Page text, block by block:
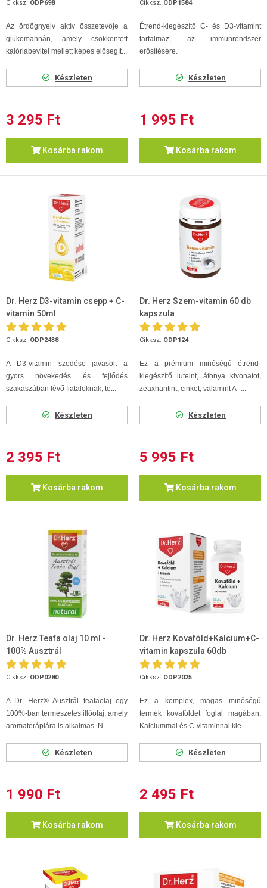
Cikksz. ODP698
Az ördögnyelv aktív összetevője a
glükomannán, amely csökkentett
kalóriabevitel mellett képes elősegít...
Készleten
3 295 Ft
Kosárba rakom
Cikksz. ODP1584
Étrend-kiegészítő C- és D3-vitamint
tartalmaz, az immunrendszer
erősítésére.
Készleten
1 995 Ft
Kosárba rakom
Dr. Herz D3-vitamin csepp + C-
vitamin 50ml
Cikksz. ODP2438
A D3-vitamin szedése javasolt a
gyors növekedés és fejlődés
szakaszában lévő fiataloknak, te...
Készleten
2 395 Ft
Kosárba rakom
Dr. Herz Szem-vitamin 60 db
kapszula
Cikksz. ODP124
Ez a prémium minőségű étrend-
kiegészítő luteint, áfonya kivonatot,
zeaxhantint, cinket, valamint A- ...
Készleten
5 995 Ft
Kosárba rakom
Dr. Herz Teafa olaj 10 ml -
100% Ausztrál
Cikksz. ODP0280
A Dr. Herz® Ausztrál teafaolaj egy
100%-ban természetes illóolaj, amely
aromaterápiára is alkalmas. N...
Készleten
1 990 Ft
Kosárba rakom
Dr. Herz Kovaföld+Kalcium+C-
vitamin kapszula 60db
Cikksz. ODP2025
Ez a komplex, magas minőségű
termék kovaföldet foglal magában,
Kalciummal és C-vitaminnal kie...
Készleten
2 495 Ft
Kosárba rakom